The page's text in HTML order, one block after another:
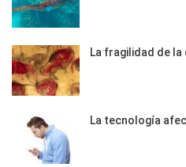
La fragilidad de
La tecnología